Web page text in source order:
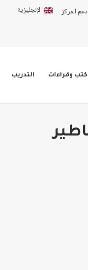
المركز الإنجليزية
كتب وقراءات التدريب